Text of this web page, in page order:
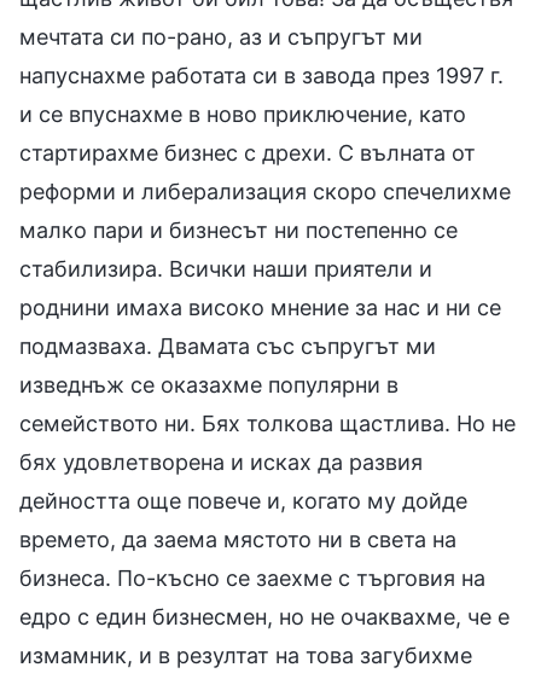
мечтата си по-рано, аз и съпругът ми
напуснахме работата си в завода през 1997 г.
и се впуснахме в ново приключение, като
стартирахме бизнес с дрехи. С вълната от
реформи и либерализация скоро спечелихме
малко пари и бизнесът ни постепенно се
стабилизира. Всички наши приятели и
роднини имаха високо мнение за нас и ни се
подмазваха. Двамата със съпругът ми
изведнъж се оказахме популярни в
семейството ни. Бях толкова щастлива. Но не
бях удовлетворена и исках да развия
дейността още повече и, когато му дойде
времето, да заема мястото ни в света на
бизнеса. По-късно се заехме с търговия на
едро с един бизнесмен, но не очаквахме, че е
измамник, и в резултат на това загубихме